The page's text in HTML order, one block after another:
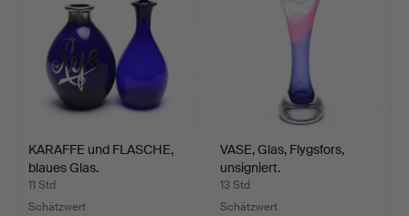
KARAFFE und FLASCHE,
blaues Glas.
11 Std
Schätzwert
VASE, Glas, Flygsfors,
unsigniert.
13 Std
Schätzwert